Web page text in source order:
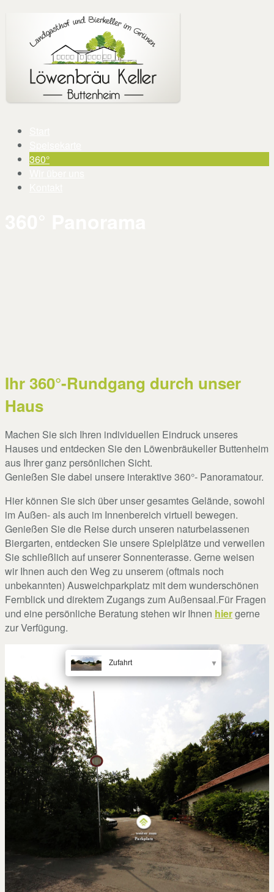
360°
Ihr 360°-Rundgang durch unser
Haus
Machen Sie sich Ihren individuellen Eindruck unseres
Hauses und entdecken Sie den Löwenbräukeller Buttenheim
aus Ihrer ganz persönlichen Sicht.
Genießen Sie dabei unsere interaktive 360°- Panoramatour.
Hier können Sie sich über unser gesamtes Gelände, sowohl
im Außen- als auch im Innenbereich virtuell bewegen.
Genießen Sie die Reise durch unseren naturbelassenen
Biergarten, entdecken Sie unsere Spielplätze und verweilen
Sie schließlich auf unserer Sonnenterasse. Gerne weisen
wir Ihnen auch den Weg zu unserem (oftmals noch
unbekannten) Ausweichparkplatz mit dem wunderschönen
Fernblick und direktem Zugangs zum Außensaal.Für Fragen
und eine persönliche Beratung stehen wir Ihnen hiergerne
zur Verfügung.